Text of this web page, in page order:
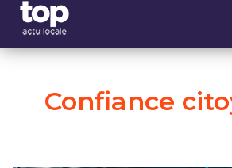
Confiance
Panneau de gestion des cookies